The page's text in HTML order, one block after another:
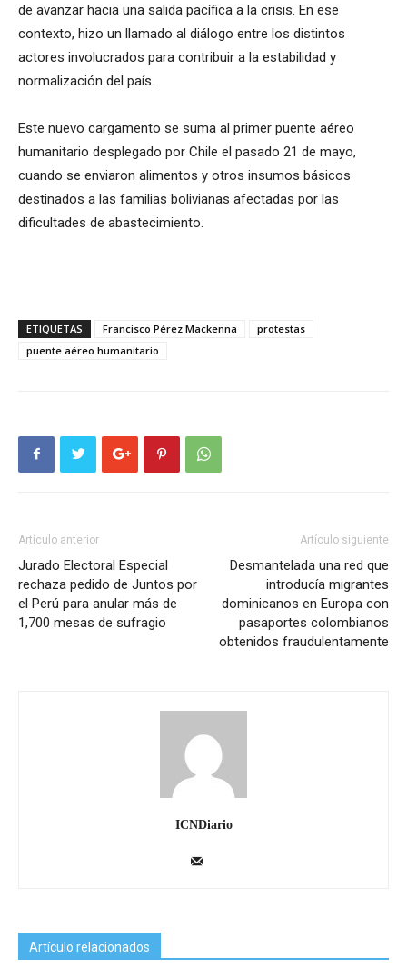
de avanzar hacia una salida pacífica a la crisis. En ese
contexto, hizo un llamado al diálogo entre los distintos
actores involucrados para contribuir a la estabilidad y
normalización del país.
Este nuevo cargamento se suma al primer puente aéreo
humanitario desplegado por Chile el pasado 21 de mayo,
cuando se enviaron alimentos y otros insumos básicos
destinados a las familias bolivianas afectadas por las
dificultades de abastecimiento.
ETIQUETAS Francisco Pérez Mackenna
protestas
puente aéreo humanitario
Artículo anterior
Jurado Electoral Especial
rechaza pedido de Juntos por
el Perú para anular más de
1,700 mesas de sufragio
Artículo siguiente
Desmantelada una red que
introducía migrantes
dominicanos en Europa con
pasaportes colombianos
obtenidos fraudulentamente
ICNDiario
Artículo relacionados